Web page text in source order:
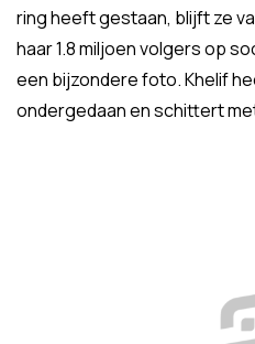
ring heeft gestaan, blijft ze
haar 1.8 miljoen volgers op
een bijzondere foto. Khelif
ondergedaan en schittert